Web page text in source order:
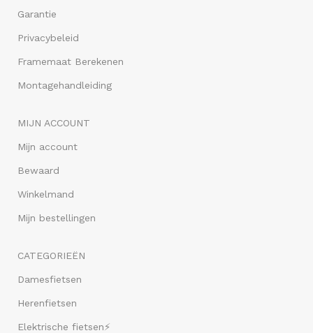
Garantie
Privacybeleid
Framemaat Berekenen
Montagehandleiding
MIJN ACCOUNT
Mijn account
Bewaard
Winkelmand
Mijn bestellingen
CATEGORIEËN
Damesfietsen
Herenfietsen
Elektrische fietsen⚡